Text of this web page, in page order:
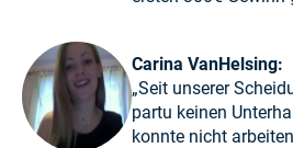
Carina VanHelsing:
„Seit unserer
partu keinen
konnte nicht